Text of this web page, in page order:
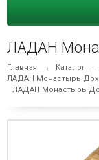
Главная → Каталог →
ЛАДАН Монастырь
ЛАДАН Монастырь